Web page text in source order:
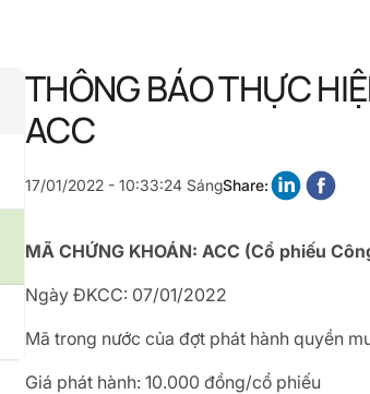
THÔNG BÁO THỰC
ACC
17/01/2022 - 10:33:24 SángShare:
MÃ CHỨNG KHOÁN: ACC (Cổ phiếu
Ngày ĐKCC: 07/01/2022
Mã trong nước của đợt phát hành quyền
Giá phát hành: 10.000 đồng/cổ phiếu